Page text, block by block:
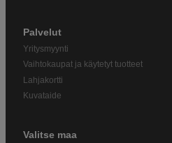
Palvelut
Yritysmyynti
Vaihtokaupat ja käytetyt tuotteet
Lahjakortti
Kuvataide
Valitse maa